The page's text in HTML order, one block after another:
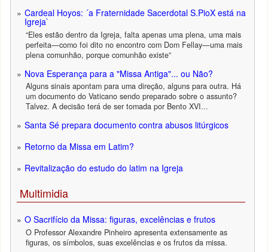
Cardeal Hoyos: ´a Fraternidade Sacerdotal S.PioX está na
Igreja`
“Eles estão dentro da Igreja, falta apenas uma plena, uma mais
perfeita—como foi dito no encontro com Dom Fellay—uma mais
plena comunhão, porque comunhão existe”
Nova Esperança para a "Missa Antiga"... ou Não?
Alguns sinais apontam para uma direção, alguns para outra. Há
um documento do Vaticano sendo preparado sobre o assunto?
Talvez. A decisão terá de ser tomada por Bento XVI...
Santa Sé prepara documento contra abusos litúrgicos
Retorno da Missa em Latim?
Revitalização do estudo do latim na Igreja
Multimidia
O Sacrifício da Missa: figuras, excelências e frutos
O Professor Alexandre Pinheiro apresenta extensamente as
figuras, os símbolos, suas excelências e os frutos da missa.